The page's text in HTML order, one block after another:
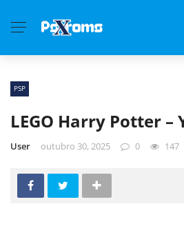
PSP
LEGO Harry Potter –
User outubro 30, 2025 0 147